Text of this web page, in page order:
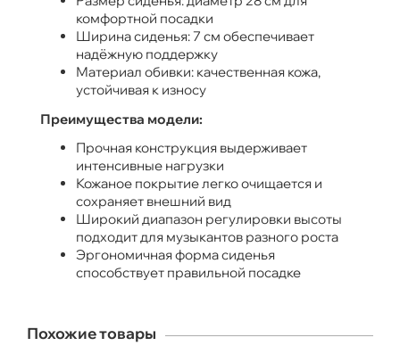
комфортной посадки
Ширина сиденья: 7 см обеспечивает
надёжную поддержку
Материал обивки: качественная кожа,
устойчивая к износу
Преимущества модели:
Прочная конструкция выдерживает
интенсивные нагрузки
Кожаное покрытие легко очищается и
сохраняет внешний вид
Широкий диапазон регулировки высоты
подходит для музыкантов разного роста
Эргономичная форма сиденья
способствует правильной посадке
Похожие товары